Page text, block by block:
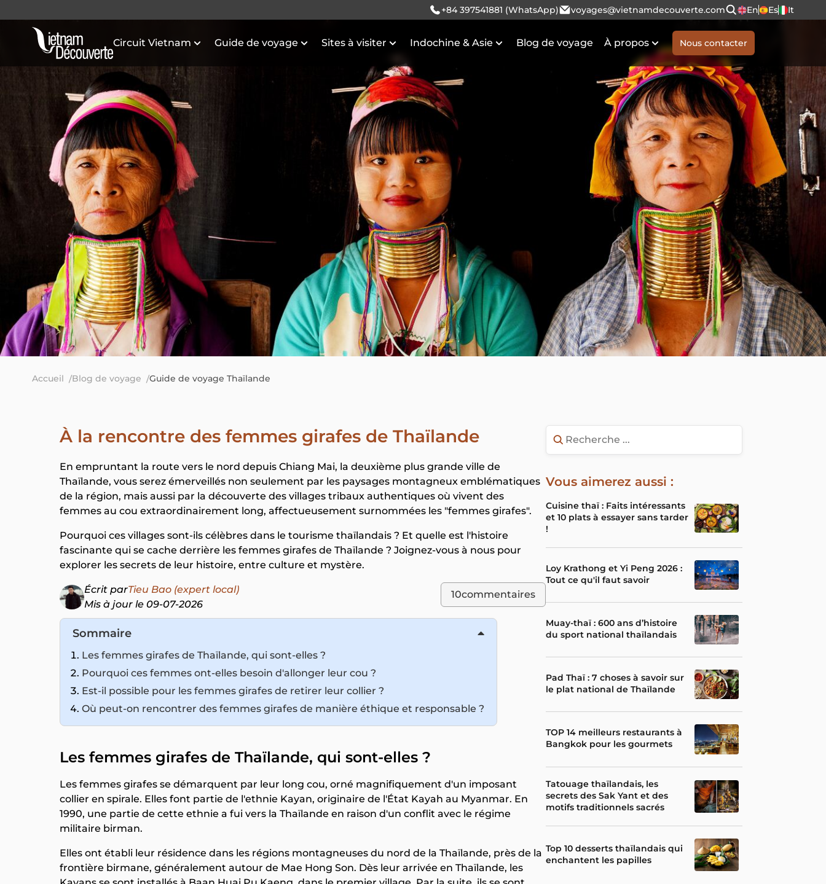
+84 397541881 (WhatsApp) voyages@vietnamdecouverte.com En Es It
Circuit Vietnam Guide de voyage Sites à visiter Indochine & Asie Blog de voyage À propos Nous contacter
Accueil Blog de voyage Guide de voyage Thaïlande
À la rencontre des femmes girafes de Thaïlande
En empruntant la route vers le nord depuis Chiang Mai, la deuxième plus grande ville de
Thaïlande, vous serez émerveillés non seulement par les paysages montagneux emblématiques
de la région, mais aussi par la découverte des villages tribaux authentiques où vivent des
femmes au cou extraordinairement long, affectueusement surnommées les "femmes girafes".
Pourquoi ces villages sont-ils célèbres dans le tourisme thaïlandais ? Et quelle est l'histoire
fascinante qui se cache derrière les femmes girafes de Thaïlande ? Joignez-vous à nous pour
explorer les secrets de leur histoire, entre culture et mystère.
Écrit parTieu Bao (expert local)
Mis à jour le 09-07-2026
10commentaires
Sommaire
Les femmes girafes de Thaïlande, qui sont-elles ?
Pourquoi ces femmes ont-elles besoin d'allonger leur cou ?
Est-il possible pour les femmes girafes de retirer leur collier ?
Où peut-on rencontrer des femmes girafes de manière éthique et responsable ?
Les femmes girafes de Thaïlande, qui sont-elles ?
Les femmes girafes se démarquent par leur long cou, orné magnifiquement d'un imposant
collier en spirale. Elles font partie de l'ethnie Kayan, originaire de l'État Kayah au Myanmar. En
1990, une partie de cette ethnie a fui vers la Thaïlande en raison d'un conflit avec le régime
militaire birman.
Elles ont établi leur résidence dans les régions montagneuses du nord de la Thaïlande, près de la
frontière birmane, généralement autour de Mae Hong Son. Dès leur arrivée en Thaïlande, les
Vous aimerez aussi :
Cuisine thaï : Faits intéressants
et 10 plats à essayer sans tarder
!
Loy Krathong et Yi Peng 2026 :
Tout ce qu'il faut savoir
Muay-thaï : 600 ans d’histoire
du sport national thaïlandais
Pad Thaï : 7 choses à savoir sur
le plat national de Thaïlande
TOP 14 meilleurs restaurants à
Bangkok pour les gourmets
Tatouage thaïlandais, les
secrets des Sak Yant et des
motifs traditionnels sacrés
Top 10 desserts thaïlandais qui
enchantent les papilles